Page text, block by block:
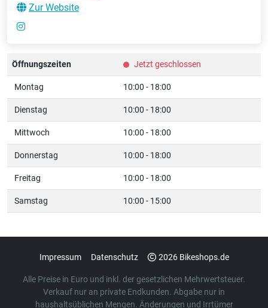
Zur Website
Öffnungszeiten Jetzt geschlossen
Montag 10:00 - 18:00
Dienstag 10:00 - 18:00
Mittwoch 10:00 - 18:00
Donnerstag 10:00 - 18:00
Freitag 10:00 - 18:00
Samstag 10:00 - 15:00
Impressum Datenschutz 2026 Bikeshops.de
Alle Preise in Euro und inkl. der gesetzlichen Mehrwertsteuer.
Verkauf nur an private Endkunden. Abgabe nur in
haushaltsüblichen Mengen. Änderungen und Irrtümer